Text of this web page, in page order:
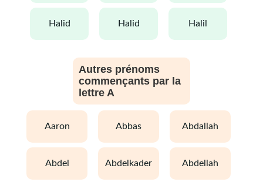
halid halid halil
Autres prénoms
commençants par la
lettre A
aaron abbas abdallah
abdel abdelkader abdellah